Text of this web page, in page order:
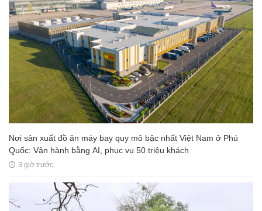
Nơi sản xuất đồ ăn máy bay quy mô bậc nhất Việt Nam ở Phú
Quốc: Vận hành bằng AI, phục vụ 50 triệu khách
3 giờ trước